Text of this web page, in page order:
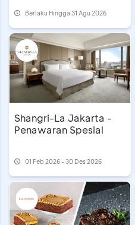
Berlaku Hingga 31 Agu 2026
Shangri-La Jakarta -
Penawaran Spesial
01 Feb 2026 - 30 Des 2026